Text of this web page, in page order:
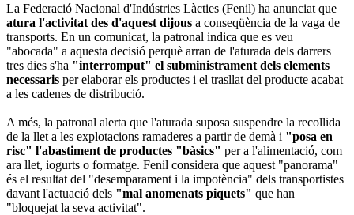
La Federació Nacional d'Indústries Làcties (Fenil) ha anunciat que
atura l'activitat des d'aquest dijous a conseqüència de la vaga de
transports. En un comunicat, la patronal indica que es veu
"abocada" a aquesta decisió perquè arran de l'aturada dels darrers
tres dies s'ha "interromput" el subministrament dels elements
necessaris per elaborar els productes i el trasllat del producte acabat
a les cadenes de distribució.
A més, la patronal alerta que l'aturada suposa suspendre la recollida
de la llet a les explotacions ramaderes a partir de demà i "posa en
risc" l'abastiment de productes "bàsics" per a l'alimentació, com
ara llet, iogurts o formatge. Fenil considera que aquest "panorama"
és el resultat del "desemparament i la impotència" dels transportistes
davant l'actuació dels "mal anomenats piquets" que han
"bloquejat la seva activitat".